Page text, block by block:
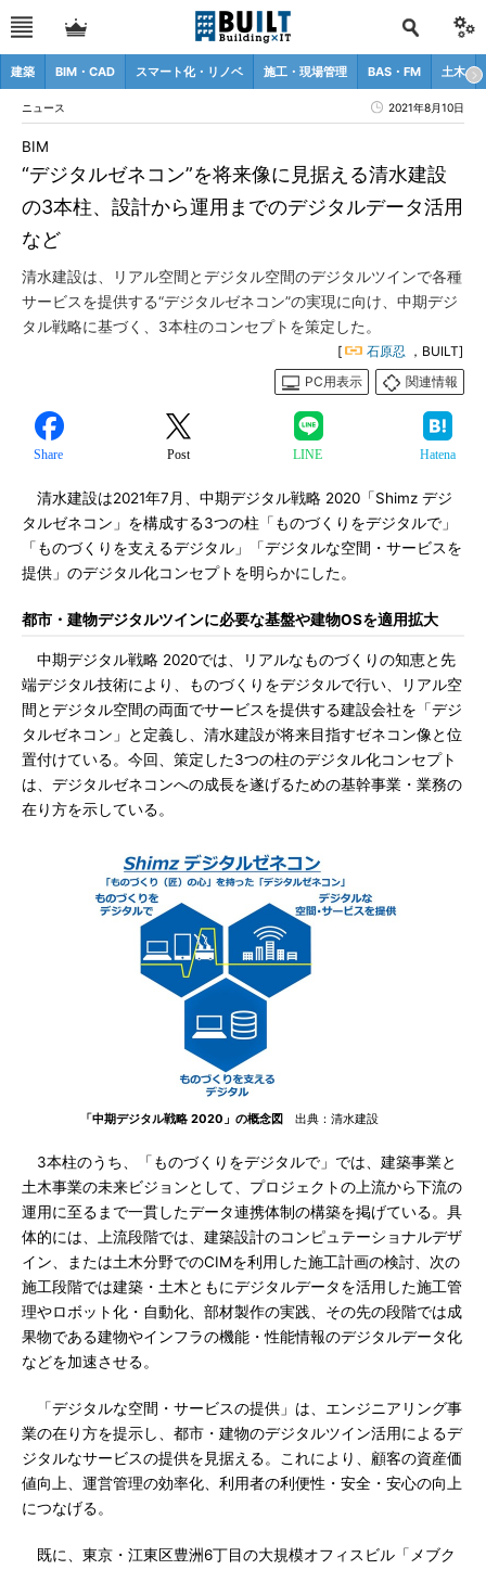
建築 BIM・CAD スマート化・リノベ 施工・現場管理 BAS・FM 土木
ニュース 2021年8月10日
“デジタルゼネコン”を将来像に見据える清水建設
の3本柱、設計から運用までのデジタルデータ活用
など
BIM
清水建設は、リアル空間とデジタル空間のデジタルツインで各種
サービスを提供する“デジタルゼネコン”の実現に向け、中期デジ
タル戦略に基づく、3本柱のコンセプトを策定した。
[ 石原忍 ，BUILT]
PC用表示
関連情報
Share Post LINE Hatena
清水建設は2021年7月、中期デジタル戦略 2020「Shimz デジ
タルゼネコン」を構成する3つの柱「ものづくりをデジタルで」
「ものづくりを支えるデジタル」「デジタルな空間・サービスを
提供」のデジタル化コンセプトを明らかにした。
都市・建物デジタルツインに必要な基盤や建物OSを適用拡大
中期デジタル戦略 2020では、リアルなものづくりの知恵と先
端デジタル技術により、ものづくりをデジタルで行い、リアル空
間とデジタル空間の両面でサービスを提供する建設会社を「デジ
タルゼネコン」と定義し、清水建設が将来目指すゼネコン像と位
置付けている。今回、策定した3つの柱のデジタル化コンセプト
は、デジタルゼネコンへの成長を遂げるための基幹事業・業務の
在り方を示している。
「中期デジタル戦略 2020」の概念図 出典：清水建設
3本柱のうち、「ものづくりをデジタルで」では、建築事業と
土木事業の未来ビジョンとして、プロジェクトの上流から下流の
運用に至るまで一貫したデータ連携体制の構築を掲げている。具
体的には、上流段階では、建築設計のコンピュテーショナルデザ
イン、または土木分野でのCIMを利用した施工計画の検討、次の
施工段階では建築・土木ともにデジタルデータを活用した施工管
理やロボット化・自動化、部材製作の実践、その先の段階では成
果物である建物やインフラの機能・性能情報のデジタルデータ化
などを加速させる。
「デジタルな空間・サービスの提供」は、エンジニアリング事
業の在り方を提示し、都市・建物のデジタルツイン活用によるデ
ジタルなサービスの提供を見据える。これにより、顧客の資産価
値向上、運営管理の効率化、利用者の利便性・安全・安心の向上
につなげる。
既に、東京・江東区豊洲6丁目の大規模オフィスビル「メブク